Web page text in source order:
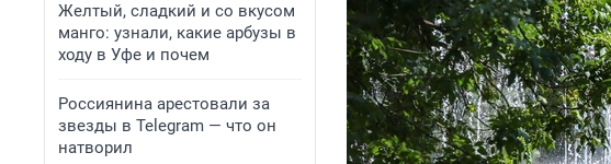
Желтый, сладкий и со вкусом
манго: узнали, какие арбузы в
ходу в Уфе и почем
Россиянина арестовали за
звезды в Telegram — что он
натворил